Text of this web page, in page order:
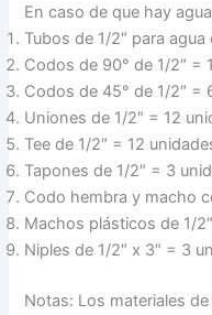
En caso de que hay
Tubos de 1/2″ para
Codos de 90° de 1/2″ =
Codos de 45° de 1/2″ =
Uniones de 1/2″ = 12
Tee de 1/2″ = 12
Tapones de 1/2″ = 3
Codo hembra y macho
Machos plásticos de 1/
Niples de 1/2″ x 3″ = 3
Notas: Los materiales